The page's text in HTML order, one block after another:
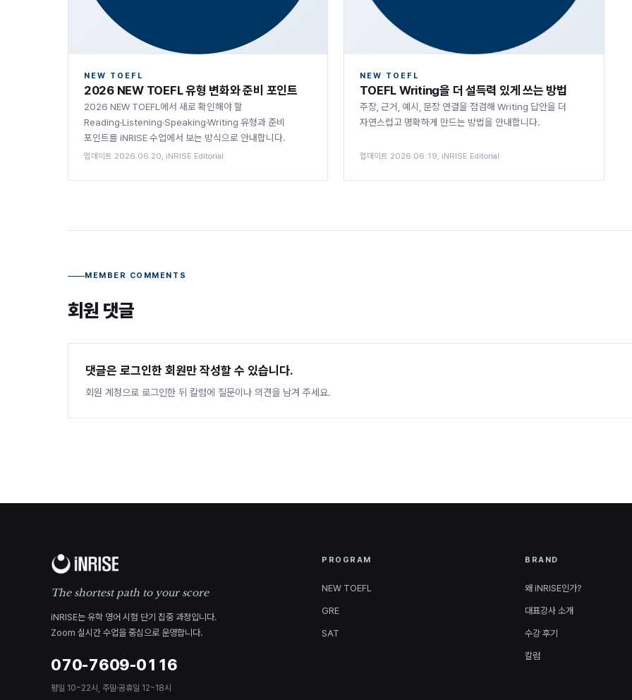
NEW TOEFL
2026 NEW TOEFL 유형 변화와 준비 포인트
2026 NEW TOEFL에서 새로 확인해야 할
Reading·Listening·Speaking·Writing 유형과 준비
포인트를 iNRISE 수업에서 보는 방식으로 안내합니다.
업데이트 2026.06.20, iNRISE Editorial
NEW TOEFL
TOEFL Writing을 더 설득력 있게 쓰는 방법
주장, 근거, 예시, 문장 연결을 점검해 Writing 답안을 더
자연스럽고 명확하게 만드는 방법을 안내합니다.
업데이트 2026.06.19, iNRISE Editorial
MEMBER COMMENTS
회원 댓글
댓글은 로그인한 회원만 작성할 수 있습니다.
회원 계정으로 로그인한 뒤 칼럼에 질문이나 의견을 남겨 주세요.
The shortest path to your score
iNRISE는 유학 영어 시험 단기 집중 과정입니다.
Zoom 실시간 수업을 중심으로 운영합니다.
070-7609-0116
평일 10~22시, 주말·공휴일 12~18시
PROGRAM
NEW TOEFL
GRE
SAT
BRAND
왜 iNRISE인가?
대표강사 소개
수강 후기
칼럼